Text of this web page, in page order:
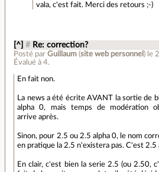
vala, c'est fait. Merci des retours ;-)
[^] # Re: correction?
Posté parGuillaum (site web personnel ) le
Évalué à4.
En fait non.
La news a été écrite AVANT la sortie de
alpha 0, mais temps de modération
arrive après.
Sinon, pour 2.5 ou 2.5 alpha 0, le nom
en pratique la 2.5 n'existera pas. C'est 2.5
En clair, c'est bien la serie 2.5 (ou 2.50,